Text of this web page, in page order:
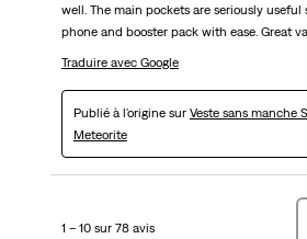
well. The main pockets are seriously useful
phone and booster pack with ease. Great
Traduire avec Google
Publié à l'origine sur Veste sans manche
Meteorite
1 – 10 sur 78 avis